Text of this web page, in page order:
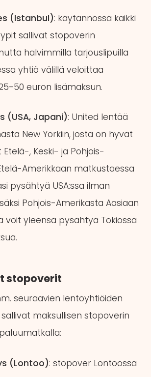
(Istanbul): käytännössä kaikki
sallivat stopoverin
halvimmilla tarjouslipuilla
yhtiö välillä veloittaa
50 euron lisämaksun.
(USA, Japani): United lentää
New Yorkiin, josta on hyvät
, Keski- ja Pohjois-
Amerikkaan matkustaessa
pysähtyä USA:ssa ilman
Pohjois-Amerikasta Aasiaan
voit yleensä pysähtyä Tokiossa
stopoverit
seuraavien lentoyhtiöiden
maksullisen stopoverin
(Lontoo): stopover Lontoossa